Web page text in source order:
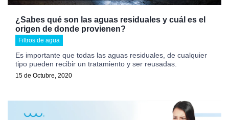
¿Sabes qué son las aguas residuales y cuál es el
origen de donde provienen?
Filtros de agua
Es importante que todas las aguas residuales, de cualquier
tipo pueden recibir un tratamiento y ser reusadas.
15 de Octubre, 2020